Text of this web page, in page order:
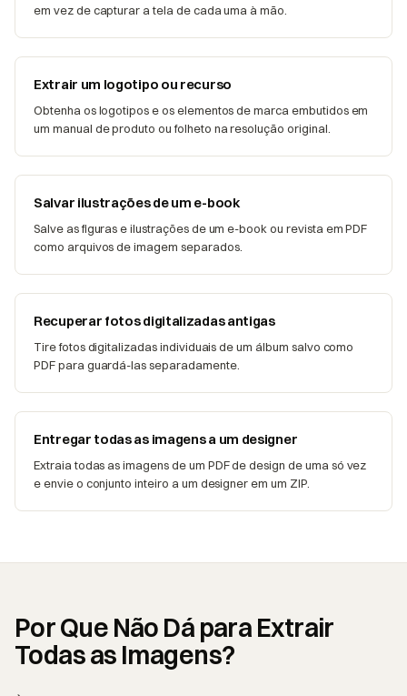
em vez de capturar a tela de cada uma à mão.
Extrair um logotipo ou recurso
Obtenha os logotipos e os elementos de marca embutidos em
um manual de produto ou folheto na resolução original.
Salvar ilustrações de um e-book
Salve as figuras e ilustrações de um e-book ou revista em PDF
como arquivos de imagem separados.
Recuperar fotos digitalizadas antigas
Tire fotos digitalizadas individuais de um álbum salvo como
PDF para guardá-las separadamente.
Entregar todas as imagens a um designer
Extraia todas as imagens de um PDF de design de uma só vez
e envie o conjunto inteiro a um designer em um ZIP.
Por Que Não Dá para Extrair
Todas as Imagens?